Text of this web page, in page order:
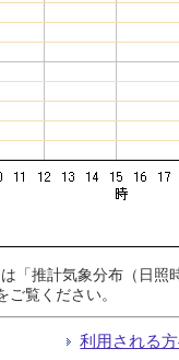
「推計気象分布（日
ご覧ください。
利用される